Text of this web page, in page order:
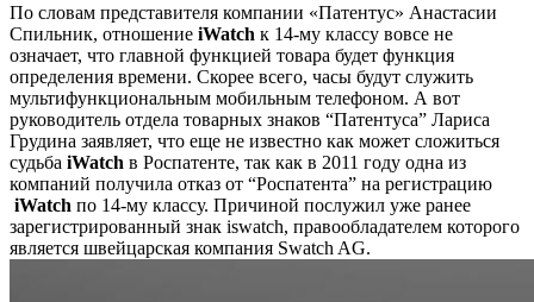
По словам представителя компании «Патентус» Анастасии
Спильник, отношение iWatch к 14-му классу вовсе не
означает, что главной функцией товара будет функция
определения времени. Скорее всего, часы будут служить
мультифункциональным мобильным телефоном. А вот
руководитель отдела товарных знаков “Патентуса” Лариса
Грудина заявляет, что еще не известно как может сложиться
судьба iWatch в Роспатенте, так как в 2011 году одна из
компаний получила отказ от “Роспатента” на регистрацию
iWatch по 14-му классу. Причиной послужил уже ранее
зарегистрированный знак iswatch, правообладателем которого
является швейцарская компания Swatch AG.